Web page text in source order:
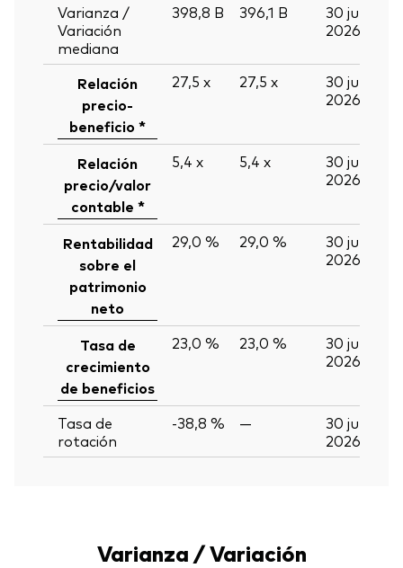
Varianza /
Variación
mediana
398,8 B 396,1 B
30 jun
2026
Relación
precio-
beneficio *
27,5 x 27,5 x
30 jun
2026
Relación
precio/valor
contable *
5,4 x 5,4 x
30 jun
2026
Rentabilidad
sobre el
patrimonio
neto
29,0 % 29,0 %
30 jun
2026
Tasa de
crecimiento
de beneficios
23,0 % 23,0 %
30 jun
2026
Tasa de
rotación
-38,8 % —
30 jun
2026
Varianza / Variación